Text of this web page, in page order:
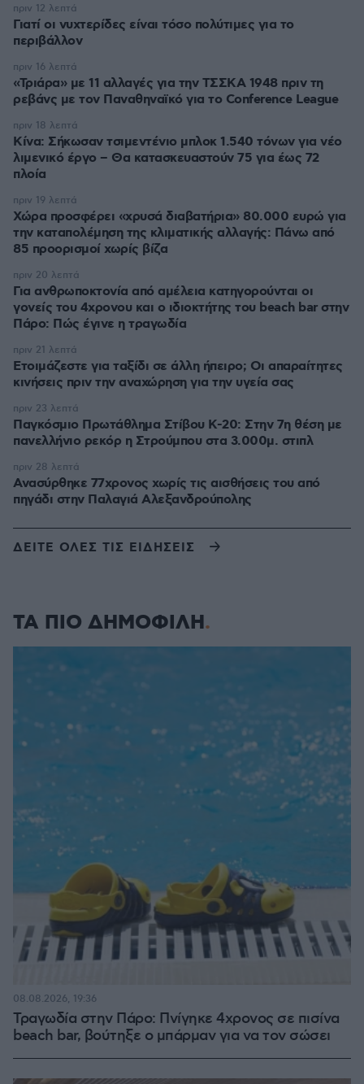
Γιατί οι νυχτερίδες είναι τόσο πολύτιμες για το
περιβάλλον
πριν 12 λεπτά
«Τριάρα» με 11 αλλαγές για την ΤΣΣΚΑ 1948 πριν τη
ρεβάνς με τον Παναθηναϊκό για το Conference League
πριν 16 λεπτά
Κίνα: Σήκωσαν τσιμεντένιο μπλοκ 1.540 τόνων για νέο
λιμενικό έργο – Θα κατασκευαστούν 75 για έως 72
πλοία
πριν 18 λεπτά
Χώρα προσφέρει «χρυσά διαβατήρια» 80.000 ευρώ για
την καταπολέμηση της κλιματικής αλλαγής: Πάνω από
85 προορισμοί χωρίς βίζα
πριν 19 λεπτά
Για ανθρωποκτονία από αμέλεια κατηγορούνται οι
γονείς του 4χρονου και ο ιδιοκτήτης του beach bar στην
Πάρο: Πώς έγινε η τραγωδία
πριν 20 λεπτά
Ετοιμάζεστε για ταξίδι σε άλλη ήπειρο; Οι απαραίτητες
κινήσεις πριν την αναχώρηση για την υγεία σας
πριν 21 λεπτά
Παγκόσμιο Πρωτάθλημα Στίβου Κ-20: Στην 7η θέση με
πανελλήνιο ρεκόρ η Στρούμπου στα 3.000μ. στιπλ
πριν 23 λεπτά
Ανασύρθηκε 77χρονος χωρίς τις αισθήσεις του από
πηγάδι στην Παλαγιά Αλεξανδρούπολης
πριν 28 λεπτά
ΔΕΙΤΕ ΟΛΕΣ ΤΙΣ ΕΙΔΗΣΕΙΣ
ΤΑ ΠΙΟ ΔΗΜΟΦΙΛΗ
Τραγωδία στην Πάρο: Πνίγηκε 4χρονος σε πισίνα
beach bar, βούτηξε ο μπάρμαν για να τον σώσει
08.08.2026, 19:36